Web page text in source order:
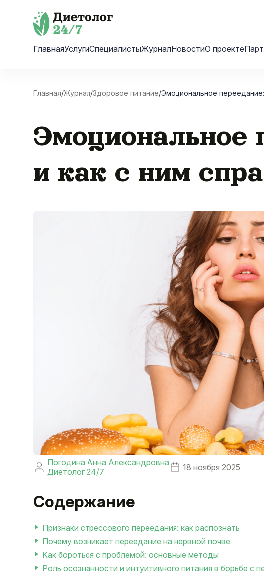
ГлавнаяУслугиСпециалистыЖурналНовостиО проекте
Главная/Журнал/Здоровое питание/Эмоциональное
Эмоциональное
и как с ним
Погодина Анна Александровна
Диетолог 24/7
18 ноября 2025
Содержание
Признаки стрессового переедания: как распознать
Почему возникает переедание на нервной почве
Как бороться с проблемой: основные методы
Роль осознанности и интуитивного питания в борьбе с